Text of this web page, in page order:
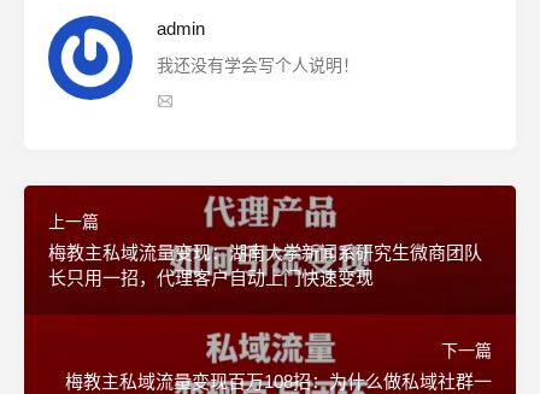
admin
我还没有学会写个人说明！
上一篇
梅教主私域流量变现：湖南大学新闻系研究生微商团队
长只用一招，代理客户自动上门快速变现
下一篇
梅教主私域流量变现百万108招：为什么做私域社群一